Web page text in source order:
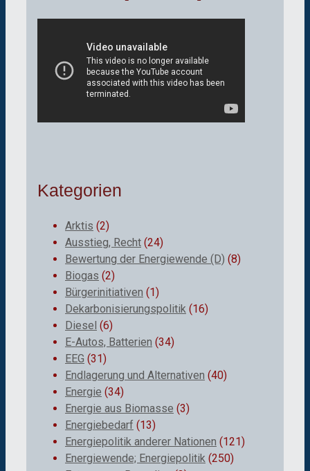
Kategorien
Arktis (2)
Ausstieg, Recht (24)
Bewertung der Energiewende (D) (8)
Biogas (2)
Bürgerinitiativen (1)
Dekarbonisierungspolitik (16)
Diesel (6)
E-Autos, Batterien (34)
EEG (31)
Endlagerung und Alternativen (40)
Energie (34)
Energie aus Biomasse (3)
Energiebedarf (13)
Energiepolitik anderer Nationen (121)
Energiewende; Energiepolitik (250)